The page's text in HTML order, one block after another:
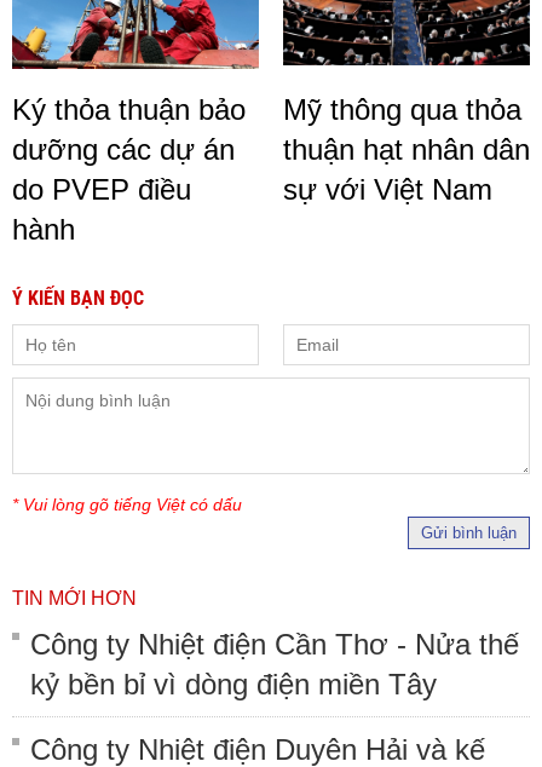
Ký thỏa thuận bảo
dưỡng các dự án
do PVEP điều
hành
Mỹ thông qua thỏa
thuận hạt nhân dân
sự với Việt Nam
Ý KIẾN BẠN ĐỌC
* Vui lòng gõ tiếng Việt có dấu
Gửi bình luận
TIN MỚI HƠN
Công ty Nhiệt điện Cần Thơ - Nửa thế
kỷ bền bỉ vì dòng điện miền Tây
Công ty Nhiệt điện Duyên Hải và kế